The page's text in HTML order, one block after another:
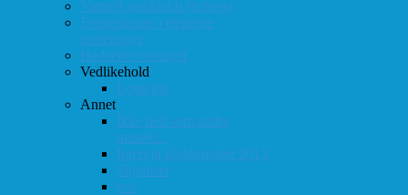
Virtuell sjakklubb (lichess)
Førsteplasser i eksterne
turneringer
Hedersbevisninger
Vedlikehold
Logg inn
Annet
Ikke helt som andre
muséer...
Intervju klubbmester 2013
Skjemaer
test